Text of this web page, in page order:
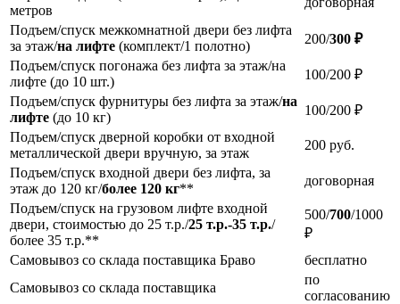
метров
Подъем/спуск межкомнатной двери без лифта
за этаж/на лифте (комплект/1 полотно) 200/300 ₽
Подъем/спуск погонажа без лифта за этаж/на
лифте (до 10 шт.)
100/200 ₽
Подъем/спуск фурнитуры без лифта за этаж/на
лифте (до 10 кг)
100/200 ₽
Подъем/спуск дверной коробки от входной
металлической двери вручную, за этаж
200 руб.
Подъем/спуск входной двери без лифта, за
этаж до 120 кг/более 120 кг**
договорная
Подъем/спуск на грузовом лифте входной
двери, стоимостью до 25 т.р./25 т.р.-35 т.р./
более 35 т.р.**
500/700/1000
₽
Самовывоз со склада поставщика Браво
бесплатно
Самовывоз со склада поставщика
по
согласованию